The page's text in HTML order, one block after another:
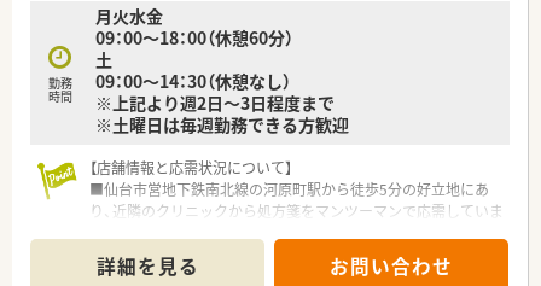
勤務
時間
月火水金
09：00～18：00（休憩60分）
土
09：00～14：30（休憩なし）
※上記より週2日～3日程度まで
※土曜日は毎週勤務できる方歓迎
【店舗情報と応需状況について】
■仙台市営地下鉄南北線の河原町駅から徒歩5分の好立地にあ
り、近隣のクリニックから処方箋をマンツーマンで応需していま
■処方箋枚数は1日平均30枚程度と比較的落ち着いており、内科
や心療内科をメインに、在宅業務まで幅広く対応しています。
詳細を見る お問い合わせ